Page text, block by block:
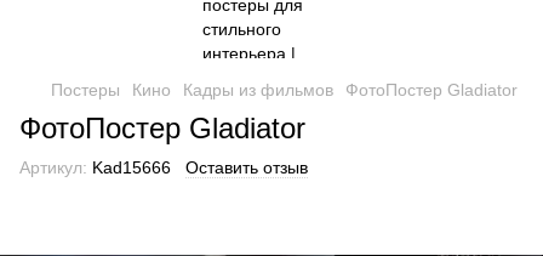
Постеры Кино Кадры из фильмов ФотоПостер Gladiator
ФотоПостер Gladiator
Артикул: Kad15666 Оставить отзыв